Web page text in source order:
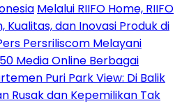
Melalui RIIFO Home, RIIFO
Kualitas, dan Inovasi Produk di
Persriliscom Melayani
Media Online Berbagai
Puri Park View: Di Balik
Rusak dan Kepemilikan Tak